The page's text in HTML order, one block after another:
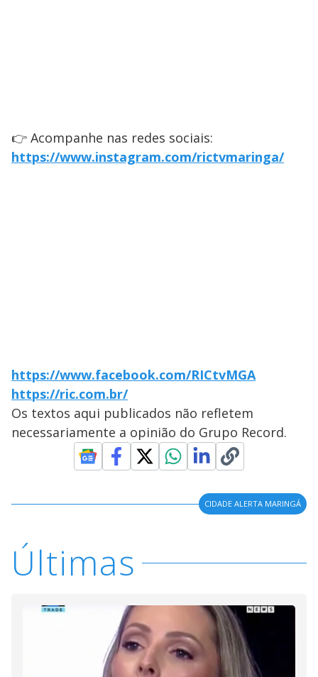
👉 Acompanhe nas redes sociais:
https://www.instagram.com/rictvmaringa/
https://www.facebook.com/RICtvMGA
https://ric.com.br/
Os textos aqui publicados não refletem
necessariamente a opinião do Grupo Record.
CIDADE ALERTA MARINGÁ
Últimas